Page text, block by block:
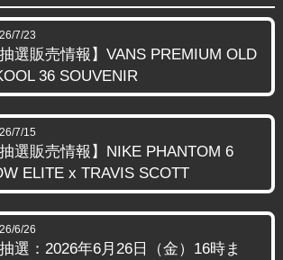
7/23
抽選販売情報】VANS PREMIUM OLD
36 SOUVENIR
7/15
抽選販売情報】NIKE PHANTOM 6
ELITE x TRAVIS SCOTT
6/26
抽選：2026年6月26日（金）16時ま